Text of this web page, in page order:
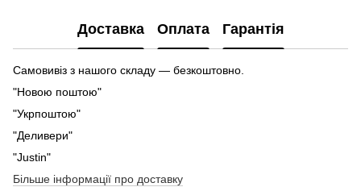
Доставка Оплата Гарантія
Самовивіз з нашого складу — безкоштовно.
"Новою поштою"
"Укрпоштою"
"Деливери"
"Justin"
Більше інформації про доставку